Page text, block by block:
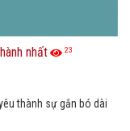
nhất 23
thành sự gắn bó dài